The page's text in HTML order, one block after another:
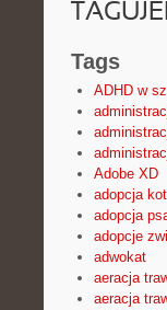
Tags
ADHD w
Adobe XD
adopcja
adopcja
adopcje
adwokat
aeracja
aeracja